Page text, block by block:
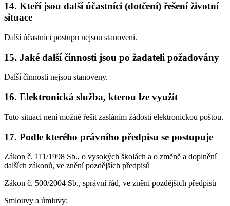
14. Kteří jsou další účastníci (dotčení) řešení životní
situace
Další účastníci postupu nejsou stanoveni.
15. Jaké další činnosti jsou po žadateli požadovány
Další činnosti nejsou stanoveny.
16. Elektronická služba, kterou lze využít
Tuto situaci není možné řešit zasláním žádosti elektronickou poštou.
17. Podle kterého právního předpisu se postupuje
Zákon č. 111/1998 Sb., o vysokých školách a o změně a doplnění
dalších zákonů, ve znění pozdějších předpisů
Zákon č. 500/2004 Sb., správní řád, ve znění pozdějších předpisů
Smlouvy a úmluvy: